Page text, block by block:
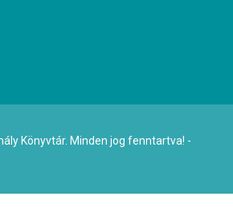
Könyvtár. Minden jog fenntartva! -